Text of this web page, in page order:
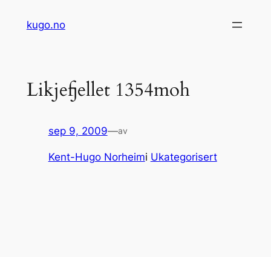
kugo.no
Likjefjellet 1354moh
sep 9, 2009—av
Kent-Hugo Norheimi Ukategorisert